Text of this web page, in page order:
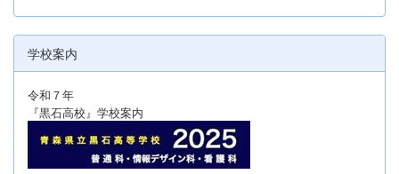
学校案内
令和７年
『黒石高校』学校案内